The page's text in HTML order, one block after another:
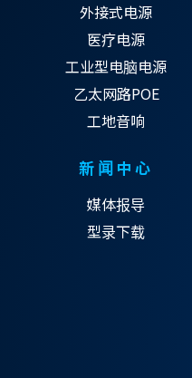
外接式电源
医疗电源
工业型电脑电源
乙太网路POE
工地音响
新闻中心
媒体报导
型录下载